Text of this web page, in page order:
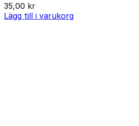
35,00 kr
Lägg till i varukorg